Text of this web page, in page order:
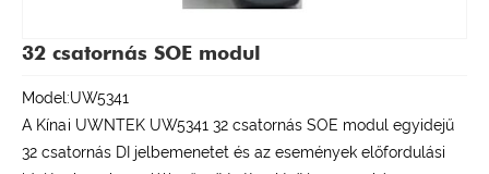
32 csatornás SOE modul
Model:UW5341
A Kínai UWNTEK UW5341 32 csatornás SOE modul egyidejű
32 csatornás DI jelbemenetet és az események előfordulási